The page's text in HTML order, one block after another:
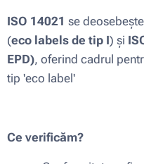
ISO 14021 se
(eco labels de tip I) și
EPD), oferind cadrul
tip 'eco label'
Ce verificăm?